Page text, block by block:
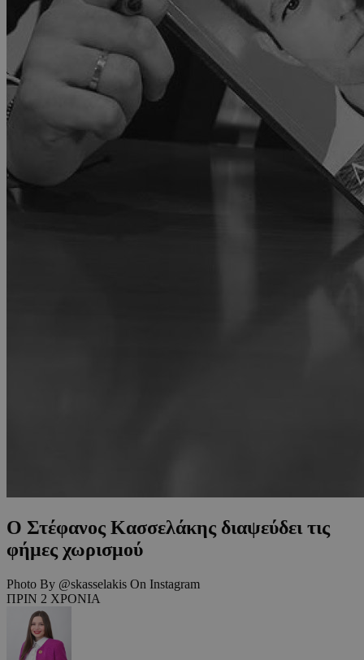
Ο Στέφανος Κασσελάκης διαψεύδει τις
φήμες χωρισμού
Photo By @skasselakis On Instagram
ΠΡΙΝ 2 ΧΡΟΝΙΑ